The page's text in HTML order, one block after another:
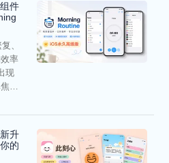
件
、
率
现
升
的